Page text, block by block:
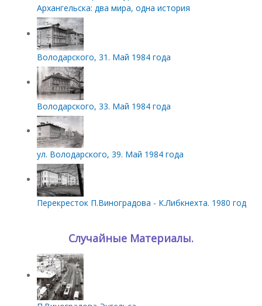
Архангельска: два мира, одна история
Володарского, 31. Май 1984 года
Володарского, 33. Май 1984 года
ул. Володарского, 39. Май 1984 года
Перекресток П.Виноградова - К.Либкнехта. 1980 год
Случайные Материалы.